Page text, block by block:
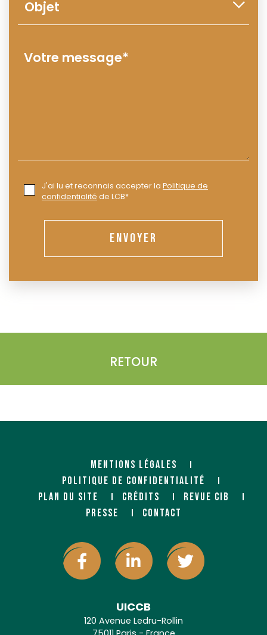
J'ai lu et reconnais accepter la Politique de
confidentialité de LCB*
ENVOYER
RETOUR
MENTIONS LÉGALES
POLITIQUE DE CONFIDENTIALITÉ
PLAN DU SITE
CRÉDITS
REVUE CIB
PRESSE
CONTACT
UICCB
120 Avenue Ledru-Rollin